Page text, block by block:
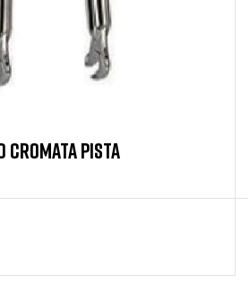
CROMATA PISTA